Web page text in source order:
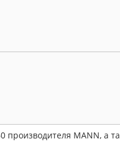
производителя MANN, а